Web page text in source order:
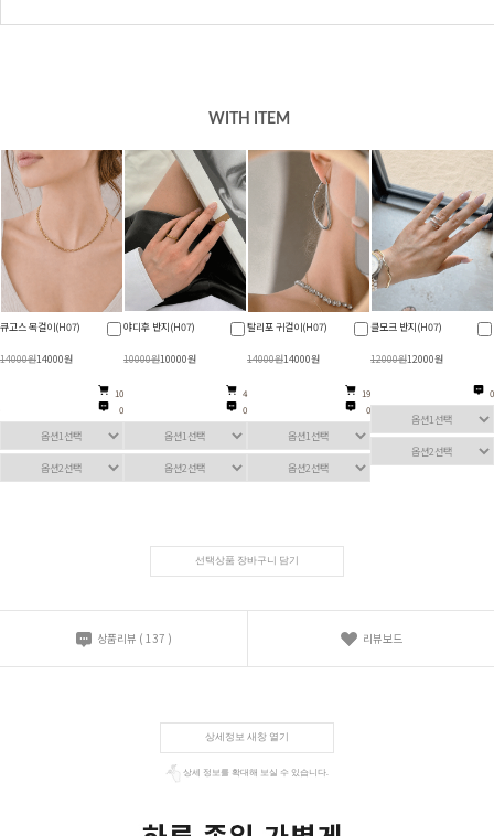
WITH ITEM
초시엔 카라버튼나시
19800원19800원
104
0
보트델 버튼니트나시
19800원19800원
1,339
0
뮤호즈 숄더백(H06)
43800원43800원
22
0
뮤어트 목걸이(H07)
14000원14000원
선택상품 장바구니 담기
상품리뷰 ( 137 ) 리뷰보드
상세정보 새창 열기
상세 정보를 확대해 보실 수 있습니다.